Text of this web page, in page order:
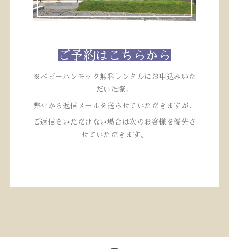
ご予約はこちらから
※ベビーハンモック無料レンタルにお申込みいた
だいた際、
弊社から返信メールを送らせていただきますが、
ご返信をいただけない場合は次のお客様を優先さ
せていただきます。